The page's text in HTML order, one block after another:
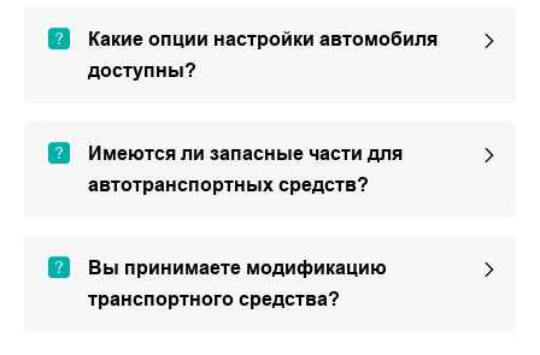
Какие опции настройки автомобиля
доступны?
Имеются ли запасные части для
автотранспортных средств?
Вы принимаете модификацию
транспортного средства?